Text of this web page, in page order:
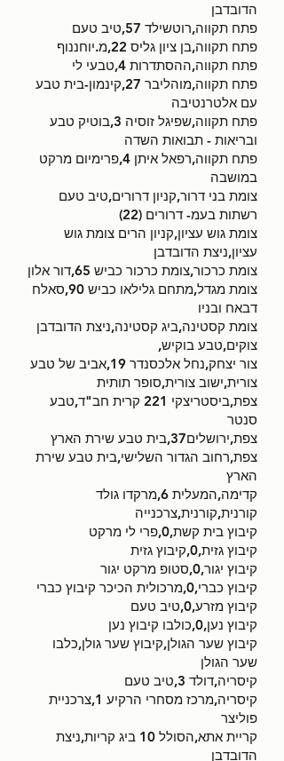
הדובדבן
פתח תקווה,רוטשילד 57,טיב טעם
פתח תקווה,בן ציון גליס 22,מ.יוחננוף
פתח תקווה,ההסתדרות 4,טבעי לי
פתח תקווה,מוהליבר 27,קינמון-בית טבע
עם אלטרנטיבה
פתח תקווה,שפיגל זוסיה 3,בוטיק טבע
ובריאות - תבואות השדה
פתח תקווה,רפאל איתן 4,פרימיום מרקט
במושבה
צומת בני דרור,קניון דרורים,טיב טעם
רשתות בעמ- דרורים (22)
צומת גוש עציון,קניון הרים צומת גוש
עציון,ניצת הדובדבן
צומת כרכור,צומת כרכור כביש 65,דור אלון
צומת מגדל,מתחם גלילאו כביש 90,סאלח
דבאח ובניו
צומת קסטינה,ביג קסטינה,ניצת הדובדבן
צוקים,טבע בוקיש,
צור יצחק,נחל אלכסנדר 19,אביב של טבע
צורית,ישוב צורית,סופר תותית
צפת,ביסטריצקי 221 קרית חב"ד,טבע
סנטר
צפת,ירושלים37,בית טבע שירת הארץ
צפת,רחוב הגדור השלישי,בית טבע שירת
הארץ
קדימה,המעלית 6,מרקדו גולד
קורנית,קורנית,צרכנייה
קיבוץ בית קשת,0,פרי לי מרקט
קיבוץ גזית,0,קיבוץ גזית
קיבוץ יגור,0,סטופ מרקט יגור
קיבוץ כברי,0,מרכולית הכיכר קיבוץ כברי
קיבוץ מזרע,0,טיב טעם
קיבוץ נען,0,כולבו קיבוץ נען
קיבוץ שער הגולן,קיבוץ שער גולן,כלבו
שער הגולן
קיסריה,דולד 3,טיב טעם
קיסריה,מרכז מסחרי הרקיע 1,צרכניית
פוליצר
קריית אתא,הסולל 10 ביג קריות,ניצת
הדובדבן